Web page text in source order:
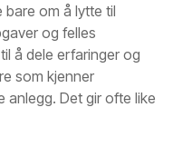
bare om å lytte til
og felles
å dele erfaringer og
som kjenner
anlegg. Det gir ofte like